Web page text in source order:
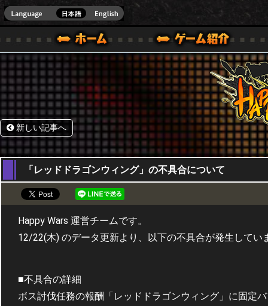
ONE VER.]
ガイド
ル｜HAPPY WARS(ハッピーウォーズ)公式サイト [ XBOX 360,XBOX ONE VER.]
サポート | HAPPY WARS(ハッピーウォーズ)公式サイ
新しい記事へ
26,12,2016
「レッドドラゴンウィング」の不具合について
Happy Wars 運営チームです。
12/22(木) のデータ更新より、以下の不具合が発生してい
■不具合の詳細
ボス討伐任務の報酬「レッドドラゴンウィング」に固定